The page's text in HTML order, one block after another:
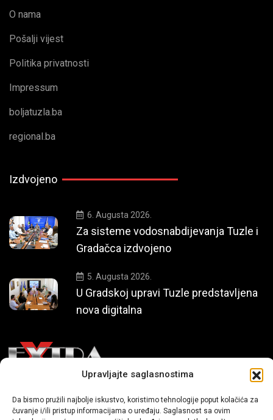
Upravljajte saglasnostima
Da bismo pružili najbolje iskustvo, koristimo tehnologije poput kolačića za
čuvanje i/ili pristup informacijama o uređaju. Saglasnost sa ovim
O nama
Pošalji vijest
Politika privatnosti
Impressum
boljatuzla.ba
regional.ba
Izdvojeno
6. Augusta 2026.
Za sisteme vodosnabdijevanja Tuzle i
Gradačca izdvojeno
5. Augusta 2026.
U Gradskoj upravi Tuzle predstavljena
nova digitalna
Mi smo moderni portal zabavnog karaktera koji donosi vijesti i
priče iz života, svijeta showbiza, lifestyle-a i popularne kulture.